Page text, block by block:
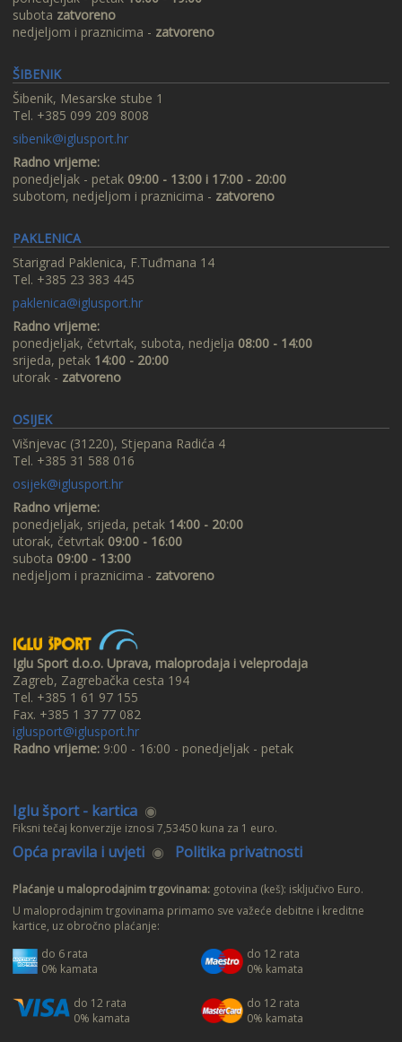
subota zatvoreno
nedjeljom i praznicima - zatvoreno
ŠIBENIK
Šibenik, Mesarske stube 1
Tel. +385 099 209 8008
sibenik@iglusport.hr
Radno vrijeme:
ponedjeljak - petak 09:00 - 13:00 i 17:00 - 20:00
subotom, nedjeljom i praznicima - zatvoreno
PAKLENICA
Starigrad Paklenica, F.Tuđmana 14
Tel. +385 23 383 445
paklenica@iglusport.hr
Radno vrijeme:
ponedjeljak, četvrtak, subota, nedjelja 08:00 - 14:00
srijeda, petak 14:00 - 20:00
utorak - zatvoreno
OSIJEK
Višnjevac (31220), Stjepana Radića 4
Tel. +385 31 588 016
osijek@iglusport.hr
Radno vrijeme:
ponedjeljak, srijeda, petak 14:00 - 20:00
utorak, četvrtak 09:00 - 16:00
subota 09:00 - 13:00
nedjeljom i praznicima - zatvoreno
Iglu Sport d.o.o. Uprava, maloprodaja i veleprodaja
Zagreb, Zagrebačka cesta 194
Tel. +385 1 61 97 155
Fax. +385 1 37 77 082
iglusport@iglusport.hr
Radno vrijeme: 9:00 - 16:00 - ponedjeljak - petak
Iglu šport - kartica ◉
Fiksni tečaj konverzije iznosi 7,53450 kuna za 1 euro.
Opća pravila i uvjeti ◉ Politika privatnosti
Plaćanje u maloprodajnim trgovinama: gotovina (keš): isključivo Euro.
U maloprodajnim trgovinama primamo sve važeće debitne i kreditne
kartice, uz obročno plaćanje:
do 6 rata
0% kamata
do 12 rata
0% kamata
do 12 rata
0% kamata
do 12 rata
0% kamata